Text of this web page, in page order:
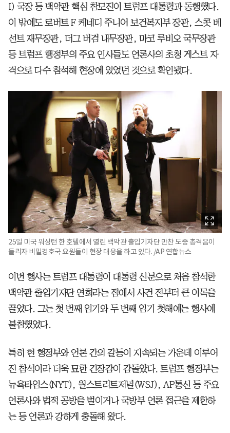
I) 국장 등 백악관 핵심 참모진이 트럼프 대통령과 동행했다.
이 밖에도 로버트 F 케네디 주니어 보건복지부 장관, 스콧 베
선트 재무장관, 더그 버검 내무장관, 마코 루비오 국무장관
등 트럼프 행정부의 주요 인사들도 언론사의 초청 게스트 자
격으로 다수 참석해 현장에 있었던 것으로 확인됐다.
25일 미국 워싱턴 한 호텔에서 열린 백악관 출입기자단 만찬 도중 총격음이
들리자 비밀경호국 요원들이 현장 대응을 하고 있다. /AP 연합뉴스
이번 행사는 트럼프 대통령이 대통령 신분으로 처음 참석한
백악관 출입기자단 연회라는 점에서 사건 전부터 큰 이목을
끌었다. 그는 첫 번째 임기와 두 번째 임기 첫해에는 행사에
불참했었다.
특히 현 행정부와 언론 간의 갈등이 지속되는 가운데 이루어
진 참석이라 더욱 묘한 긴장감이 감돌았다. 트럼프 행정부는
뉴욕타임스(NYT), 월스트리트저널(WSJ), AP통신 등 주요
언론사와 법적 공방을 벌이거나 국방부 언론 접근을 제한하
는 등 언론과 강하게 충돌해 왔다.